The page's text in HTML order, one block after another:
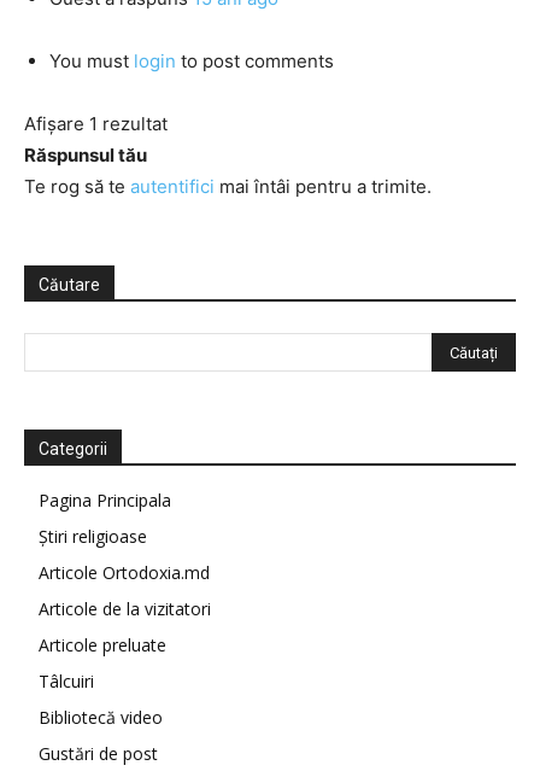
You must login to post comments
Afișare 1 rezultat
Răspunsul tău
Te rog să te autentifici mai întâi pentru a trimite.
Căutare
Categorii
Pagina Principala
Știri religioase
Articole Ortodoxia.md
Articole de la vizitatori
Articole preluate
Tâlcuiri
Bibliotecă video
Gustări de post